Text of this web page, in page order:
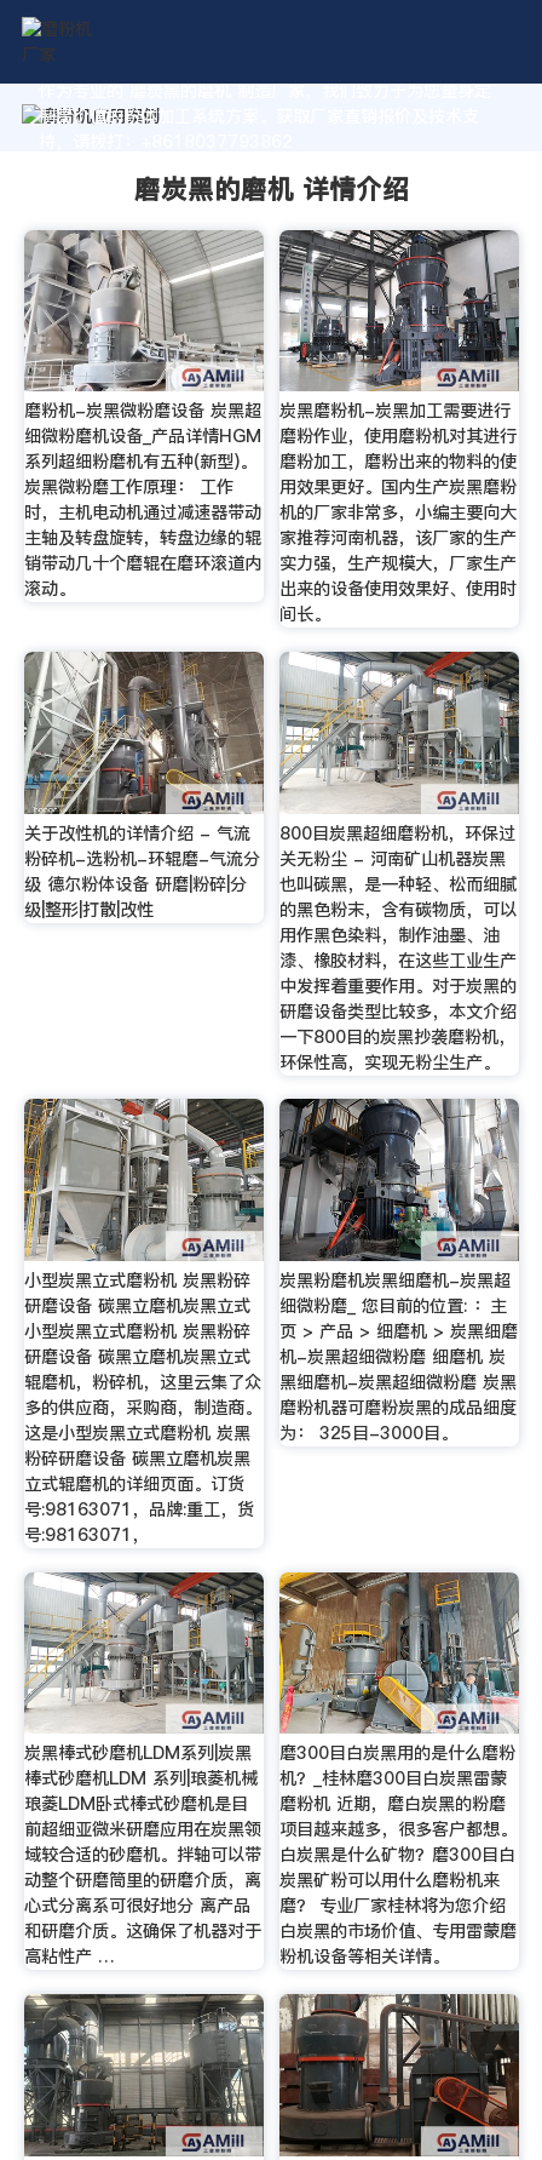
作为专业的 磨炭黑的磨机 制造厂家，我们致力于为您量身定
制高价值的粉体加工系统方案。获取厂家直销报价及技术支
磨炭黑的磨机 详情介绍
磨粉机-炭黑微粉磨设备 炭黑超
细微粉磨机设备_产品详情HGM
系列超细粉磨机有五种(新型)。
炭黑微粉磨工作原理： 工作
时，主机电动机通过减速器带动
主轴及转盘旋转，转盘边缘的辊
销带动几十个磨辊在磨环滚道内
滚动。
炭黑磨粉机-炭黑加工需要进行
磨粉作业，使用磨粉机对其进行
磨粉加工，磨粉出来的物料的使
用效果更好。国内生产炭黑磨粉
机的厂家非常多，小编主要向大
家推荐河南机器，该厂家的生产
实力强，生产规模大，厂家生产
出来的设备使用效果好、使用时
间长。
关于改性机的详情介绍 - 气流
粉碎机-选粉机-环辊磨-气流分
级 德尔粉体设备 研磨|粉碎|分
级|整形|打散|改性
800目炭黑超细磨粉机，环保过
关无粉尘 - 河南矿山机器炭黑
也叫碳黑，是一种轻、松而细腻
的黑色粉末，含有碳物质，可以
用作黑色染料，制作油墨、油
漆、橡胶材料，在这些工业生产
中发挥着重要作用。对于炭黑的
研磨设备类型比较多，本文介绍
一下800目的炭黑抄袭磨粉机，
环保性高，实现无粉尘生产。
小型炭黑立式磨粉机 炭黑粉碎
研磨设备 碳黑立磨机炭黑立式
小型炭黑立式磨粉机 炭黑粉碎
研磨设备 碳黑立磨机炭黑立式
辊磨机，粉碎机，这里云集了众
多的供应商，采购商，制造商。
这是小型炭黑立式磨粉机 炭黑
粉碎研磨设备 碳黑立磨机炭黑
立式辊磨机的详细页面。订货
号:98163071，品牌:重工，货
号:98163071，
炭黑粉磨机炭黑细磨机-炭黑超
细微粉磨_ 您目前的位置: ：主
页 > 产品 > 细磨机 > 炭黑细磨
机-炭黑超细微粉磨 细磨机 炭
黑细磨机-炭黑超细微粉磨 炭黑
磨粉机器可磨粉炭黑的成品细度
为： 325目-3000目。
炭黑棒式砂磨机LDM系列|炭黑
棒式砂磨机LDM 系列|琅菱机械
琅菱LDM卧式棒式砂磨机是目
前超细亚微米研磨应用在炭黑领
域较合适的砂磨机。拌轴可以带
动整个研磨筒里的研磨介质，离
心式分离系可很好地分 离产品
和研磨介质。这确保了机器对于
高粘性产 …
磨300目白炭黑用的是什么磨粉
机？_桂林磨300目白炭黑雷蒙
磨粉机 近期，磨白炭黑的粉磨
项目越来越多，很多客户都想。
白炭黑是什么矿物？磨300目白
炭黑矿粉可以用什么磨粉机来
磨？ 专业厂家桂林将为您介绍
白炭黑的市场价值、专用雷蒙磨
粉机设备等相关详情。